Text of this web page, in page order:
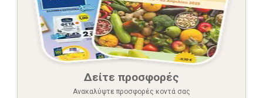
Δείτε προσφορές
Ανακαλύψτε προσφορές κοντά σας